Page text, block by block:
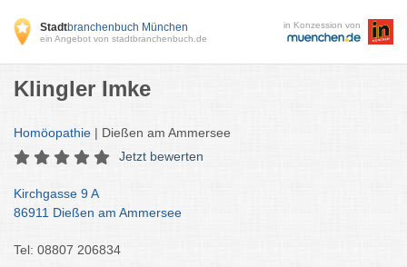
Stadtbranchenbuch München
ein Angebot von stadtbranchenbuch.de
in Konzession von
Klingler Imke
Homöopathie | Dießen am Ammersee
Jetzt bewerten
Kirchgasse 9 A
86911 Dießen am Ammersee
Tel: 08807 206834